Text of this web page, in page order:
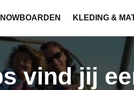
KLEDING &
vind jij